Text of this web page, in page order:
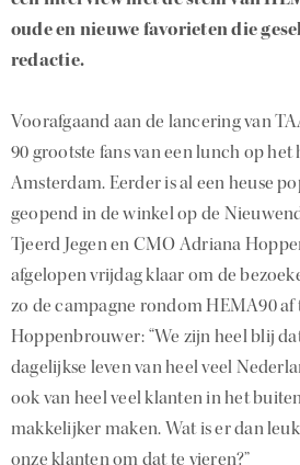
oude en nieuwe favorieten die
redactie.
Voorafgaand aan de lancering van
90 grootste fans van een lunch op
Amsterdam. Eerder is al een heuse
geopend in de winkel op de
Tjeerd Jegen en CMO Adriana
afgelopen vrijdag klaar om de
zo de campagne rondom HEMA90
Hoppenbrouwer: “We zijn heel blij
dagelijkse leven van heel veel
ook van heel veel klanten in het
makkelijker maken. Wat is er dan
onze klanten om dat te vieren?”